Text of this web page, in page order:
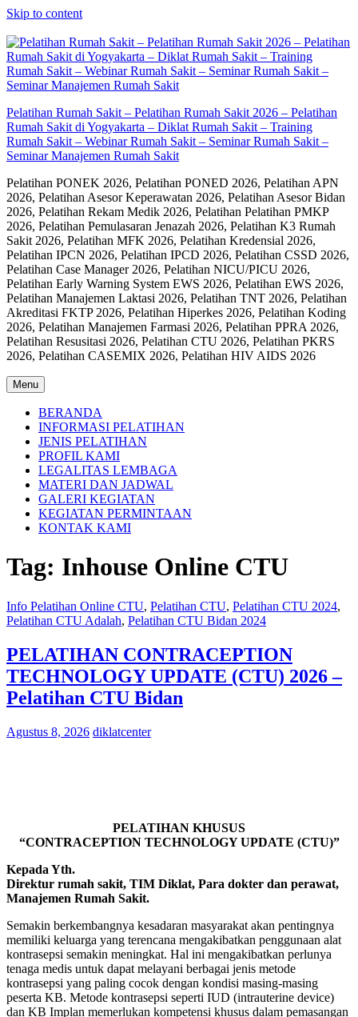
Skip to content
Pelatihan Rumah Sakit – Pelatihan Rumah Sakit 2026 – Pelatihan
Rumah Sakit di Yogyakarta – Diklat Rumah Sakit – Training
Rumah Sakit – Webinar Rumah Sakit – Seminar Rumah Sakit –
Seminar Manajemen Rumah Sakit
Pelatihan PONEK 2026, Pelatihan PONED 2026, Pelatihan APN
2026, Pelatihan Asesor Keperawatan 2026, Pelatihan Asesor Bidan
2026, Pelatihan Rekam Medik 2026, Pelatihan Pelatihan PMKP
2026, Pelatihan Pemulasaran Jenazah 2026, Pelatihan K3 Rumah
Sakit 2026, Pelatihan MFK 2026, Pelatihan Kredensial 2026,
Pelatihan IPCN 2026, Pelatihan IPCD 2026, Pelatihan CSSD 2026,
Pelatihan Case Manager 2026, Pelatihan NICU/PICU 2026,
Pelatihan Early Warning System EWS 2026, Pelatihan EWS 2026,
Pelatihan Manajemen Laktasi 2026, Pelatihan TNT 2026, Pelatihan
Akreditasi FKTP 2026, Pelatihan Hiperkes 2026, Pelatihan Koding
2026, Pelatihan Manajemen Farmasi 2026, Pelatihan PPRA 2026,
Pelatihan Resusitasi 2026, Pelatihan CTU 2026, Pelatihan PKRS
2026, Pelatihan CASEMIX 2026, Pelatihan HIV AIDS 2026
Menu
BERANDA
INFORMASI PELATIHAN
JENIS PELATIHAN
PROFIL KAMI
LEGALITAS LEMBAGA
MATERI DAN JADWAL
GALERI KEGIATAN
KEGIATAN PERMINTAAN
KONTAK KAMI
Tag: Inhouse Online CTU
Info Pelatihan Online CTU, Pelatihan CTU, Pelatihan CTU 2024,
Pelatihan CTU Adalah, Pelatihan CTU Bidan 2024
PELATIHAN CONTRACEPTION
TECHNOLOGY UPDATE (CTU) 2026 –
Pelatihan CTU Bidan
Agustus 8, 2026 diklatcenter
PELATIHAN KHUSUS
“CONTRACEPTION TECHNOLOGY UPDATE (CTU)”
Kepada Yth.
Direktur rumah sakit, TIM Diklat, Para dokter dan perawat,
Manajemen Rumah Sakit.
Semakin berkembangnya kesadaran masyarakat akan pentingnya
memiliki keluarga yang terencana mengakibatkan penggunaan alat
kontrasepsi semakin meningkat. Hal ini mengakibatkan perlunya
tenaga medis untuk dapat melayani berbagai jenis metode
kontrasepsi yang paling cocok dengan kondisi masing-masing
peserta KB. Metode kontrasepsi seperti IUD (intrauterine device)
dan KB Implan memerlukan kompetensi khusus dalam pemasangan